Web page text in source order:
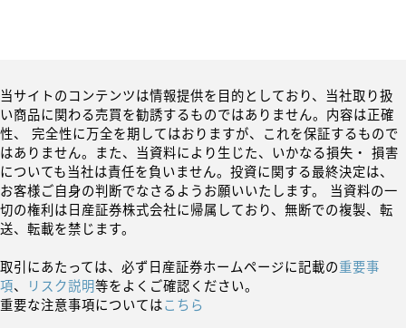
当サイトのコンテンツは情報提供を目的としており、当社取り扱
い商品に関わる売買を勧誘するものではありません。内容は正確
性、 完全性に万全を期してはおりますが、これを保証するもので
はありません。また、当資料により生じた、いかなる損失・ 損害
についても当社は責任を負いません。投資に関する最終決定は、
お客様ご自身の判断でなさるようお願いいたします。 当資料の一
切の権利は日産証券株式会社に帰属しており、無断での複製、転
送、転載を禁じます。
取引にあたっては、必ず日産証券ホームページに記載の重要事
項、 リスク説明等をよくご確認ください。
重要な注意事項についてはこちら